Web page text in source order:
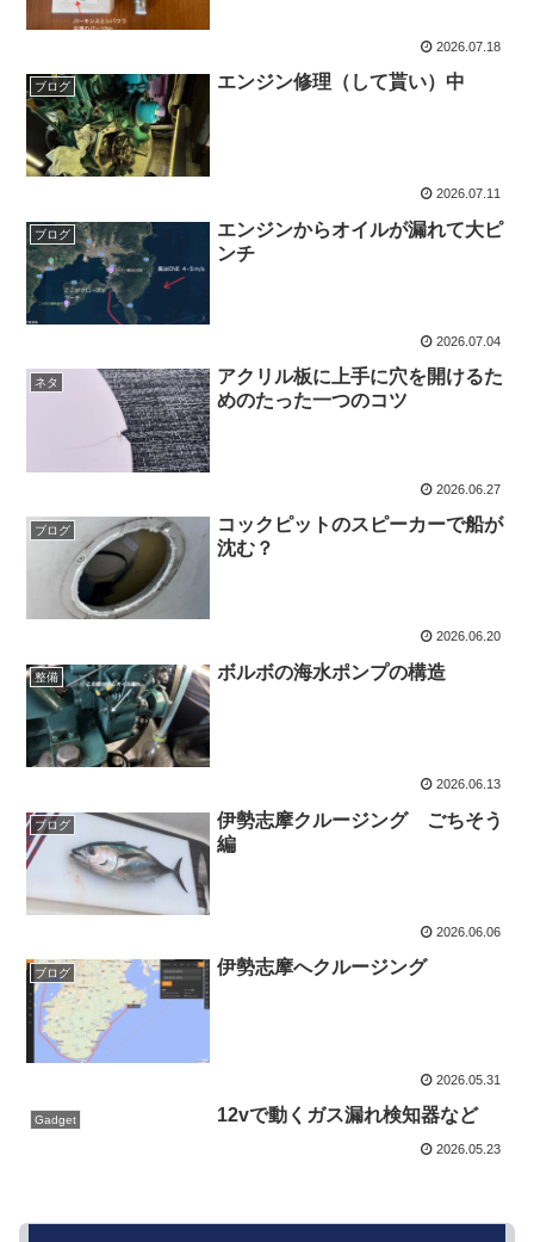
2026.07.18
ブログ エンジン修理（して貰い）中
2026.07.11
ブログ
エンジンからオイルが漏れて大ピ
ンチ
2026.07.04
ネタ
アクリル板に上手に穴を開けるた
めのたった一つのコツ
2026.06.27
ブログ
コックピットのスピーカーで船が
沈む？
2026.06.20
整備 ボルボの海水ポンプの構造
2026.06.13
ブログ
伊勢志摩クルージング ごちそう
編
2026.06.06
ブログ 伊勢志摩へクルージング
2026.05.31
Gadget 12vで動くガス漏れ検知器など
2026.05.23